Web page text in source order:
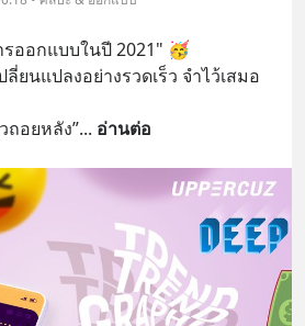
ออกแบบในปี 2021" 🥳
ยนแปลงอย่างรวดเร็ว จำไว้เสมอ
ถอยหลัง”... อ่านต่อ